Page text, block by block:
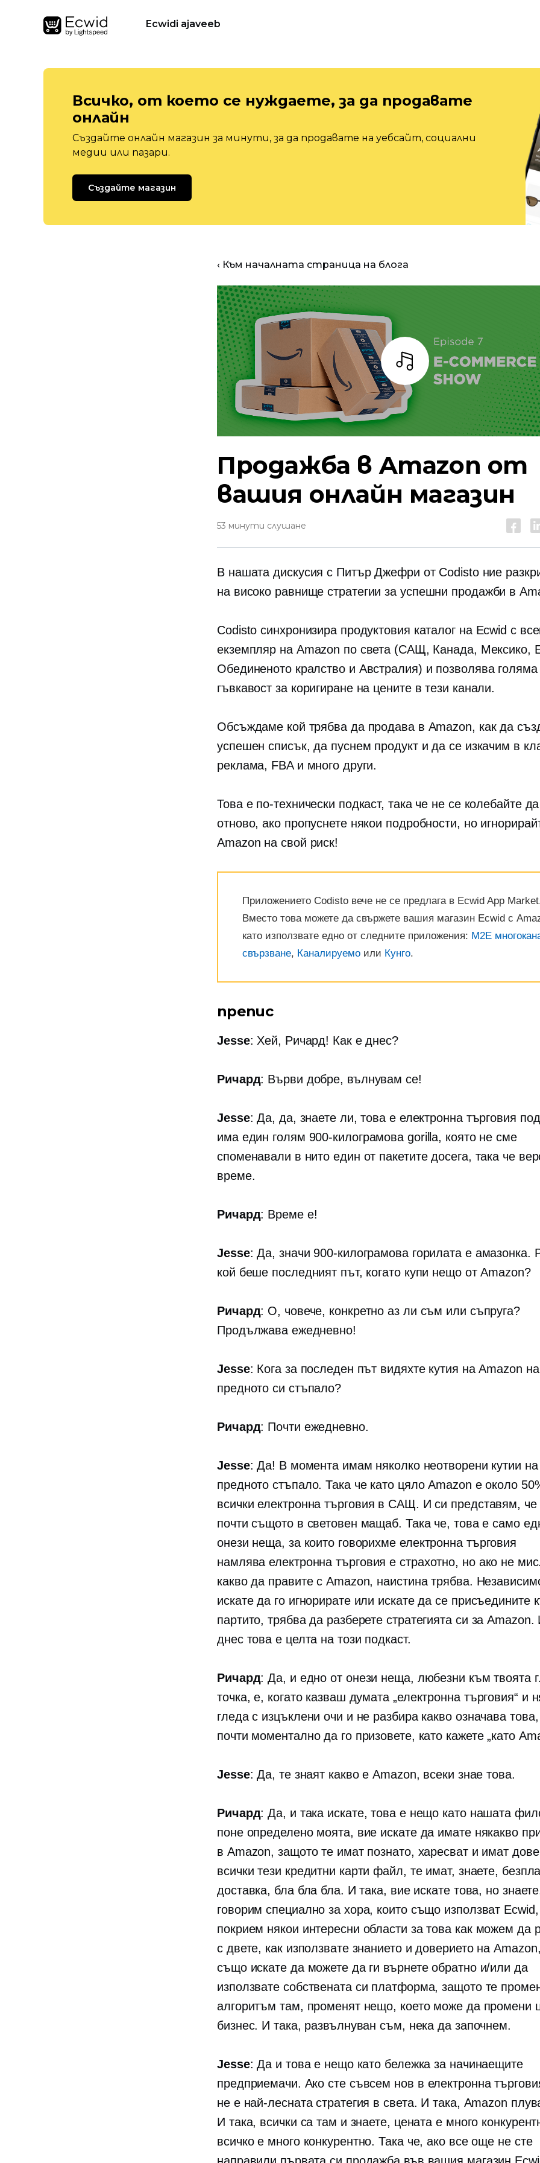
Ecwidi ajaveeb
Всичко, от което се нуждаете, за да продавате
онлайн
Създайте онлайн магазин за минути, за да продавате на уебсайт, социални
медии или пазари.
Създайте магазин
‹ Към началната страница на блога
Слушай
Продажба в Amazon от
вашия онлайн магазин
53 минути слушане
В нашата дискусия с Питър Джефри от Codisto ние
на високо равнище стратегии за успешни продажби в
Codisto синхронизира продуктовия каталог на Ecwid с
екземпляр на Amazon по света (САЩ, Канада, Мексико,
Обединеното кралство и Австралия) и позволява голяма
гъвкавост за коригиране на цените в тези канали.
Обсъждаме кой трябва да продава в Amazon, как да
успешен списък, да пуснем продукт и да се изкачим в
реклама, FBA и много други.
Това е по-технически подкаст, така че не се колебайте
отново, ако пропуснете някои подробности, но
Amazon на свой риск!
Приложението Codisto вече не се предлага в Ecwid App
Вместо това можете да свържете вашия магазин Ecwid с
като използвате едно от следните приложения: M2E
свързване, Каналируемо или Кунго.
препис
Jesse: Хей, Ричард! Как е днес?
Ричард: Върви добре, вълнувам се!
Jesse: Да, да, знаете ли, това е електронна търговия
има един голям 900-килограмова gorilla, която не сме
споменавали в нито един от пакетите досега, така че
време.
Ричард: Време е!
Jesse: Да, значи 900-килограмовагорилата е амазонка.
кой беше последният път, когато купи нещо от Amazon?
Ричард: О, човече, конкретно аз ли съм или съпруга?
Продължава ежедневно!
Jesse: Кога за последен път видяхте кутия на Amazon на
предното си стъпало?
Ричард: Почти ежедневно.
Jesse: Да! В момента имам няколко неотворени кутии на
предното стъпало. Така че като цяло Amazon е около
всичкиелектронна търговия в САЩ. И си представям, че
почти същото в световен мащаб. Така че, това е само
онези неща, за които говорихме електронна търговия
намляваелектронна търговия е страхотно, но ако не
какво да правите с Amazon, наистина трябва.
искате да го игнорирате или искате да се присъедините
партито, трябва да разберете стратегията си за Amazon.
днес това е целта на този подкаст.
Ричард: Да, и едно от онези неща, любезни към твоята
точка, е, когато казваш думата „електронна търговия“ и
гледа с изцъклени очи и не разбира какво означава
почти моментално да го призовете, като кажете „като
Jesse: Да, те знаят какво е Amazon, всеки знае това.
Ричард: Да, и така искате, това е нещо като нашата
поне определено моята, вие искате да имате някакво
в Amazon, защото те имат познато, харесват и имат
всички тези кредитни карти файл, те имат, знаете,
доставка, бла бла бла. И така, вие искате това, но
говорим специално за хора, които също използват
покрием някои интересни области за това как можем да
с двете, как използвате знанието и доверието на
също искате да можете да ги върнете обратно и/или да
използвате собствената си платформа, защото те
алгоритъм там, променят нещо, което може да промени
бизнес. И така, развълнуван съм, нека да започнем.
Jesse: Да и това е нещо като бележка за начинаещите
предприемачи. Ако сте съвсем нов в електронна
не е най-лесната стратегия в света. И така, Amazon
И така, всички са там и знаете, цената е много
всичко е много конкурентно. Така че, ако все още не сте
направили първата си продажба във вашия магазин